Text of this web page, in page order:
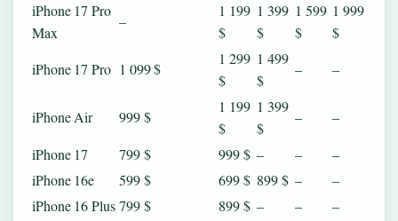
iPhone 17 Pro
Max
–
1 199
$
1 399
$
1 599
$
1 999
$
iPhone 17 Pro 1 099 $
1 299
$
1 499
$
– –
iPhone Air 999 $
1 199
$
1 399
$
–
–
iPhone 17
799 $ 999 $ – –
–
iPhone 16e
599 $ 699 $ 899 $ –
–
iPhone 16 Plus 799 $ 899 $ – –
–